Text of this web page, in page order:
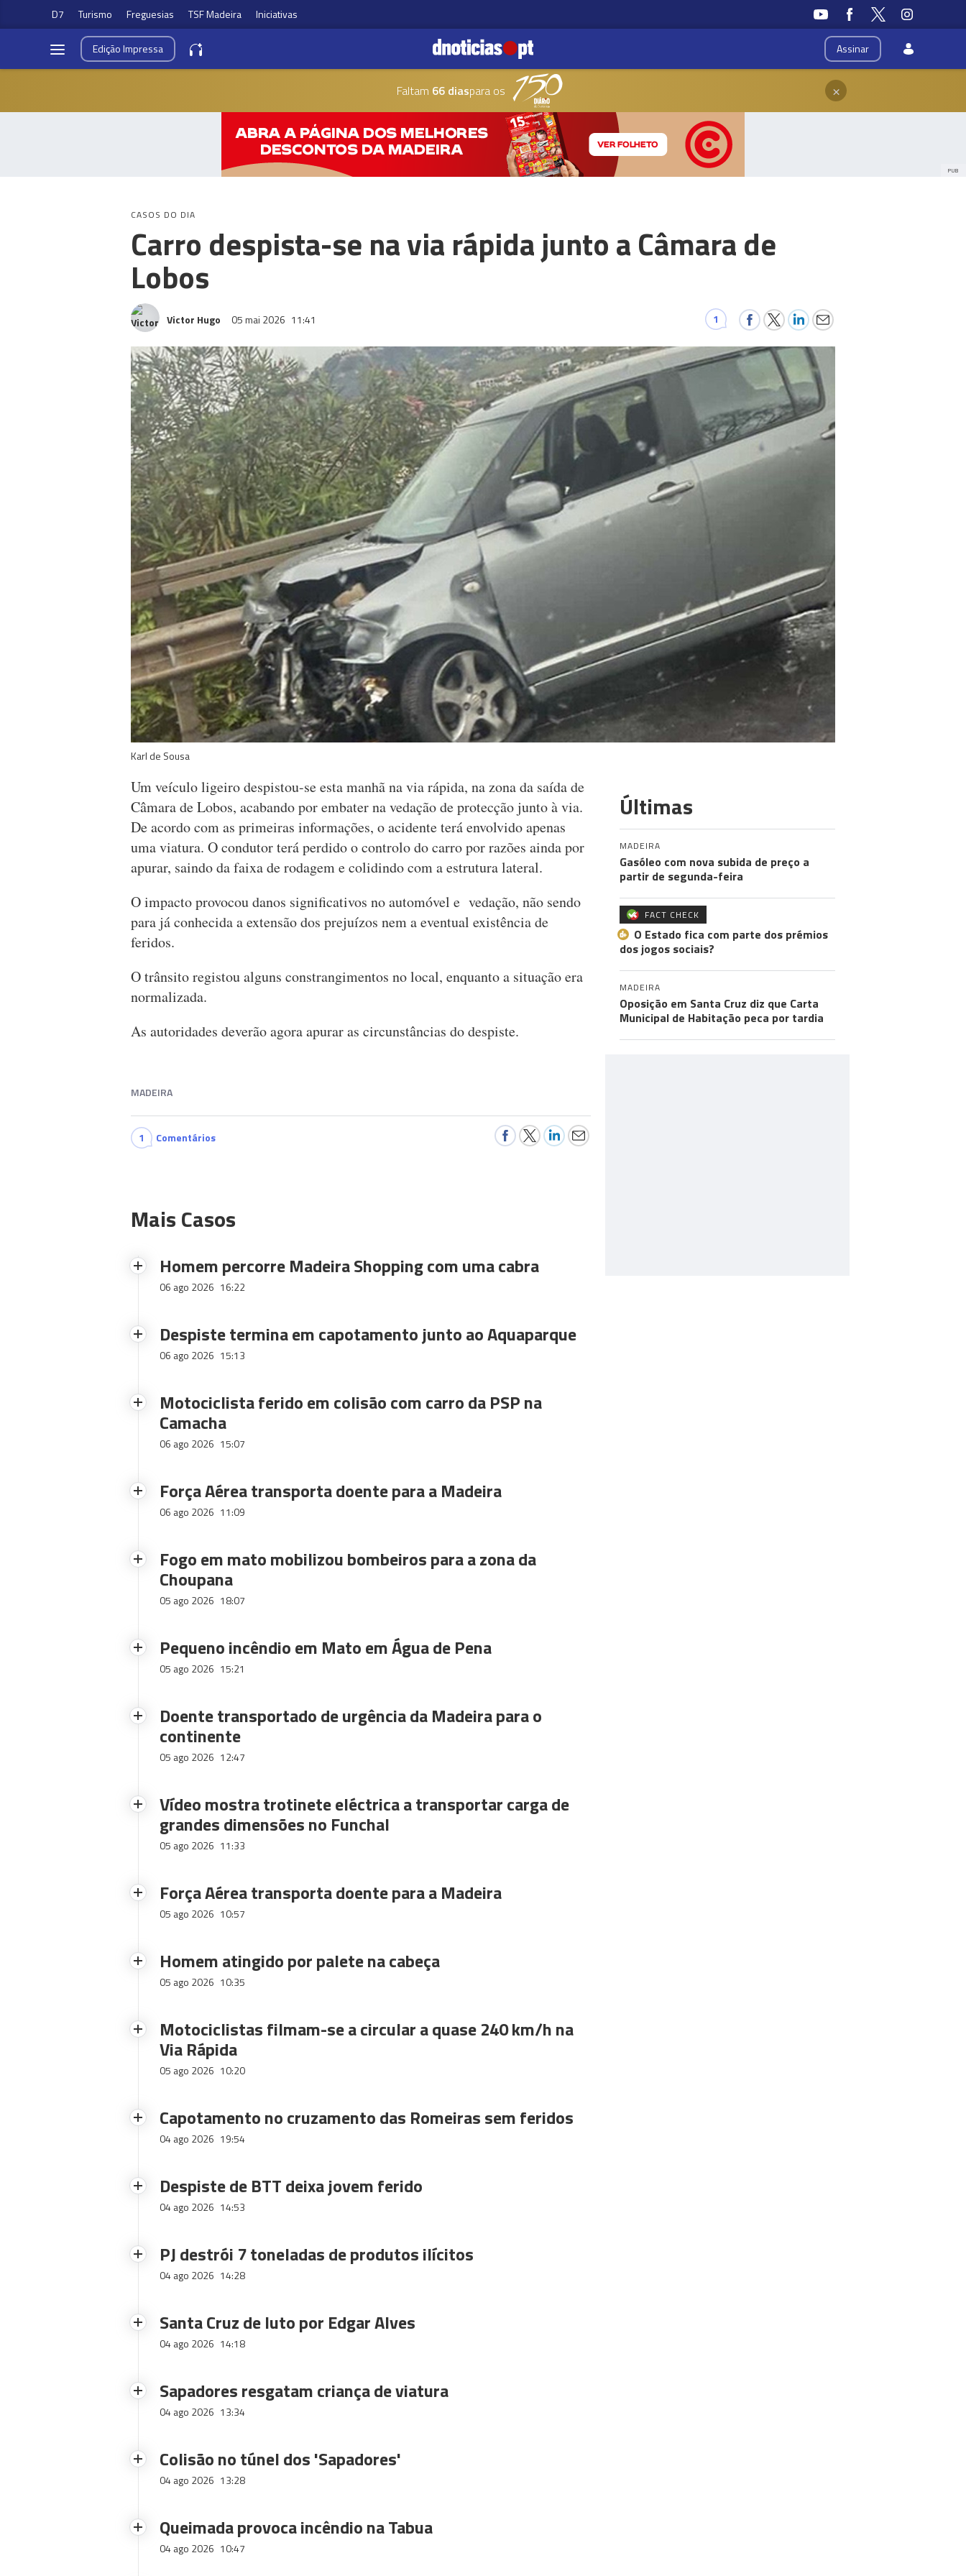
D7 Turismo Freguesias TSF Madeira Iniciativas
Assinar
EdiçãoImpressa
Faltam 66 diaspara os ×
PUB
CASOS DO DIA
Carro despista-se na via rápida junto a Câmara de
Lobos
Victor Hugo 05 mai 2026 11:41 1
Karl de Sousa
Um veículo ligeiro despistou-se esta manhã na via rápida, na zona da saída de
Câmara de Lobos, acabando por embater na vedação de protecção junto à via.
De acordo com as primeiras informações, o acidente terá envolvido apenas
uma viatura. O condutor terá perdido o controlo do carro por razões ainda por
apurar, saindo da faixa de rodagem e colidindo com a estrutura lateral.
O impacto provocou danos significativos no automóvel e vedação, não sendo
para já conhecida a extensão dos prejuízos nem a eventual existência de
feridos.
O trânsito registou alguns constrangimentos no local, enquanto a situação era
normalizada.
As autoridades deverão agora apurar as circunstâncias do despiste.
MADEIRA
1 Comentários
Mais Casos
Homem percorre Madeira Shopping com uma cabra
06 ago 2026 16:22
Despiste termina em capotamento junto ao Aquaparque
06 ago 2026 15:13
Motociclista ferido em colisão com carro da PSP na
Camacha
06 ago 2026 15:07
Força Aérea transporta doente para a Madeira
06 ago 2026 11:09
Fogo em mato mobilizou bombeiros para a zona da
Choupana
05 ago 2026 18:07
Pequeno incêndio em Mato em Água de Pena
05 ago 2026 15:21
Doente transportado de urgência da Madeira para o
continente
05 ago 2026 12:47
Vídeo mostra trotinete eléctrica a transportar carga de
grandes dimensões no Funchal
05 ago 2026 11:33
Força Aérea transporta doente para a Madeira
05 ago 2026 10:57
Homem atingido por palete na cabeça
05 ago 2026 10:35
Motociclistas filmam-se a circular a quase 240 km/h na
Via Rápida
05 ago 2026 10:20
Capotamento no cruzamento das Romeiras sem feridos
04 ago 2026 19:54
Despiste de BTT deixa jovem ferido
04 ago 2026 14:53
PJ destrói 7 toneladas de produtos ilícitos
04 ago 2026 14:28
Santa Cruz de luto por Edgar Alves
04 ago 2026 14:18
Sapadores resgatam criança de viatura
04 ago 2026 13:34
Colisão no túnel dos 'Sapadores'
04 ago 2026 13:28
Queimada provoca incêndio na Tabua
04 ago 2026 10:47
Últimas
MADEIRA
Gasóleo com nova subida de preço a
partir de segunda-feira
FACT CHECK
O Estado fica com parte dos prémios
dos jogos sociais?
MADEIRA
Oposição em Santa Cruz diz que Carta
Municipal de Habitação peca por tardia